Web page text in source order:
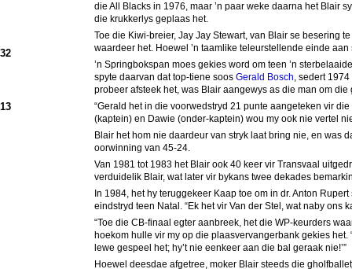
die All Blacks in 1976, maar ’n paar weke daarna het Blair
die krukkerlys geplaas het.
Toe die Kiwi-breier, Jay Jay Stewart, van Blair se besering
waardeer het. Hoewel ’n taamlike teleurstellende einde
’n Springbokspan moes gekies word om teen ’n
spyte daarvan dat top-tiene soos Gerald Bosch, sedert
probeer afsteek het, was Blair aangewys as die man om
“Gerald het in die voorwedstryd 21 punte aangeteken vir
(kaptein) en Dawie (onder-kaptein) wou my ook nie vertel
Blair het hom nie daardeur van stryk laat bring nie, en was
oorwinning van 45-24.
Van 1981 tot 1983 het Blair ook 40 keer vir Transvaal
verduidelik Blair, wat later vir bykans twee dekades
In 1984, het hy teruggekeer Kaap toe om in dr. Anton
eindstryd teen Natal. “Ek het vir Van der Stel, wat naby
“Toe die CB-finaal egter aanbreek, het die WP-keurders
hoekom hulle vir my op die plaasvervangerbank gekies
lewe gespeel het; hy’t nie eenkeer aan die bal geraak nie!’”
Hoewel deesdae afgetree, moker Blair steeds die